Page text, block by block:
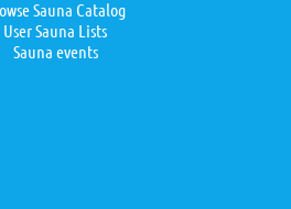
Sauna Catalog
User Sauna Lists
Sauna events